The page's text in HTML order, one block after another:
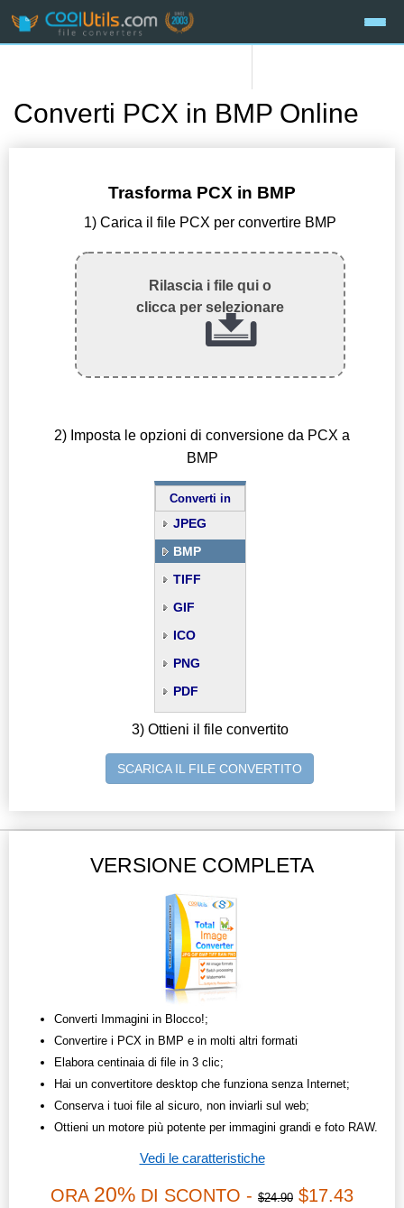
Converti PCX in BMP Online
Trasforma PCX in BMP
1) Carica il file PCX per convertire BMP
Rilascia i file qui o
clicca per selezionare
2) Imposta le opzioni di conversione da PCX a
BMP
Converti in
JPEG
BMP
TIFF
GIF
ICO
PNG
PDF
3) Ottieni il file convertito
SCARICA IL FILE CONVERTITO
VERSIONE COMPLETA
Converti Immagini in Blocco!;
Convertire i PCX in BMP e in molti altri formati
Elabora centinaia di file in 3 clic;
Hai un convertitore desktop che funziona senza Internet;
Conserva i tuoi file al sicuro, non inviarli sul web;
Ottieni un motore più potente per immagini grandi e foto RAW.
Vedi le caratteristiche
ORA 20% DI SCONTO - $24.90 $17.43